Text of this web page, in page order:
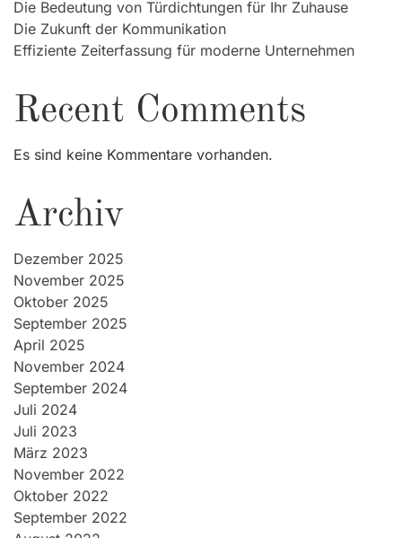
Die Bedeutung von Türdichtungen für Ihr Zuhause
Die Zukunft der Kommunikation
Effiziente Zeiterfassung für moderne Unternehmen
Recent Comments
Es sind keine Kommentare vorhanden.
Archiv
Dezember 2025
November 2025
Oktober 2025
September 2025
April 2025
November 2024
September 2024
Juli 2024
Juli 2023
März 2023
November 2022
Oktober 2022
September 2022